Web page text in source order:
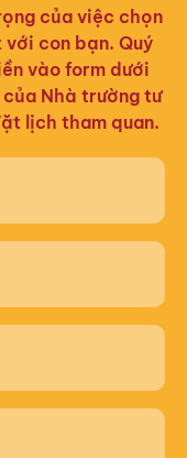
của việc chọn
con bạn. Quý
vào form dưới
Nhà trường tư
lịch tham quan.